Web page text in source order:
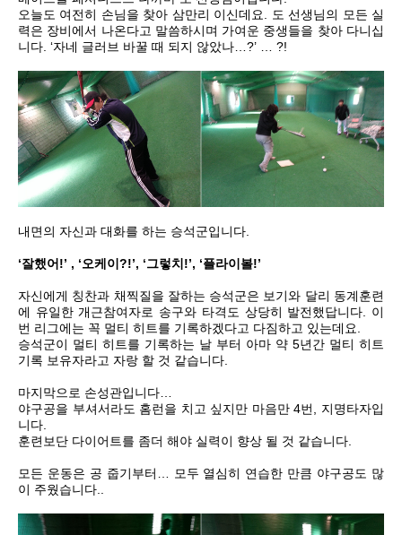
오늘도 여전히 손님을 찾아 삼만리 이신데요. 도 선생님의 모든 실
력은 장비에서 나온다고 말씀하시며 가여운 중생들을 찾아 다니십
니다. ‘자네 글러브 바꿀 때 되지 않았나…?’ … ?!
내면의 자신과 대화를 하는 승석군입니다.
‘잘했어!’ , ‘오케이?!’, ‘그렇치!’, ‘플라이볼!’
자신에게 칭찬과 채찍질을 잘하는 승석군은 보기와 달리 동계훈련
에 유일한 개근참여자로 송구와 타격도 상당히 발전했답니다. 이
번 리그에는 꼭 멀티 히트를 기록하겠다고 다짐하고 있는데요.
승석군이 멀티 히트를 기록하는 날 부터 아마 약 5년간 멀티 히트
기록 보유자라고 자랑 할 것 같습니다.
마지막으로 손성관입니다…
야구공을 부셔서라도 홈런을 치고 싶지만 마음만 4번, 지명타자입
니다.
훈련보단 다이어트를 좀더 해야 실력이 향상 될 것 같습니다.
모든 운동은 공 줍기부터… 모두 열심히 연습한 만큼 야구공도 많
이 주웠습니다..